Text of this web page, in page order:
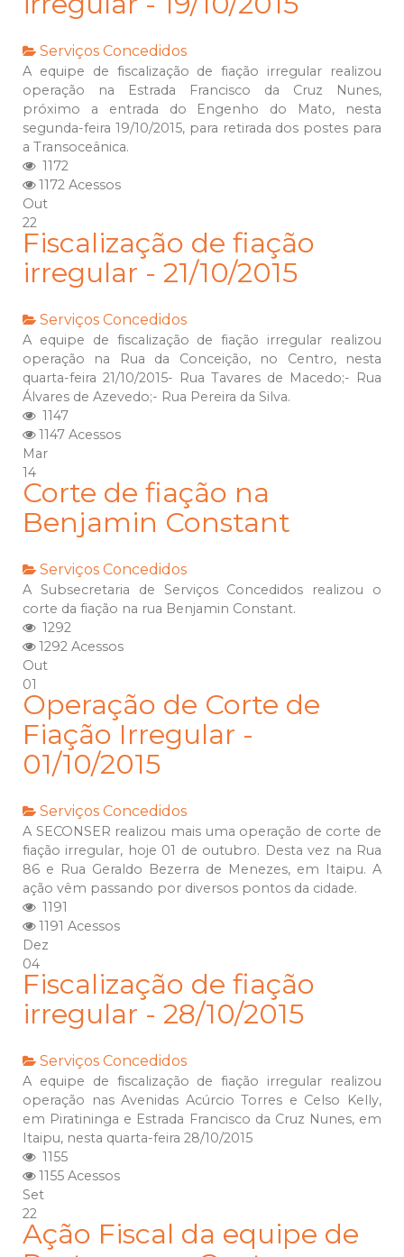
Serviços Concedidos
A equipe de fiscalização de fiação irregular realizou
operação na Estrada Francisco da Cruz Nunes,
próximo a entrada do Engenho do Mato, nesta
segunda-feira 19/10/2015, para retirada dos postes para
a Transoceânica.
1172
1172 Acessos
Out
22
Fiscalização de fiação
irregular - 21/10/2015
Serviços Concedidos
A equipe de fiscalização de fiação irregular realizou
operação na Rua da Conceição, no Centro, nesta
quarta-feira 21/10/2015- Rua Tavares de Macedo;- Rua
Álvares de Azevedo;- Rua Pereira da Silva.
1147
1147 Acessos
Mar
14
Corte de fiação na
Benjamin Constant
Serviços Concedidos
A Subsecretaria de Serviços Concedidos realizou o
corte da fiação na rua Benjamin Constant.
1292
1292 Acessos
Out
01
Operação de Corte de
Fiação Irregular -
01/10/2015
Serviços Concedidos
A SECONSER realizou mais uma operação de corte de
fiação irregular, hoje 01 de outubro. Desta vez na Rua
86 e Rua Geraldo Bezerra de Menezes, em Itaipu. A
ação vêm passando por diversos pontos da cidade.
1191
1191 Acessos
Dez
04
Fiscalização de fiação
irregular - 28/10/2015
Serviços Concedidos
A equipe de fiscalização de fiação irregular realizou
operação nas Avenidas Acúrcio Torres e Celso Kelly,
em Piratininga e Estrada Francisco da Cruz Nunes, em
Itaipu, nesta quarta-feira 28/10/2015
1155
1155 Acessos
Set
22
Ação Fiscal da equipe de